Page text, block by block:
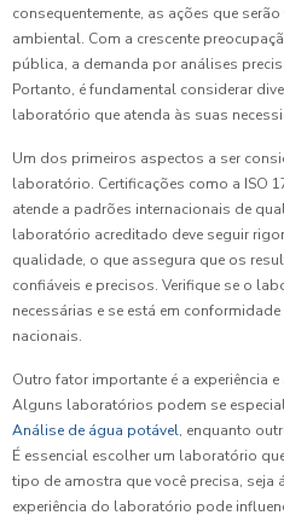
consequentemente, as ações que
ambiental. Com a crescente
pública, a demanda por análises
Portanto, é fundamental considerar
laboratório que atenda às suas
Um dos primeiros aspectos a ser
laboratório. Certificações como a ISO
atende a padrões internacionais de
laboratório acreditado deve seguir
qualidade, o que assegura que os
confiáveis e precisos. Verifique se o
necessárias e se está em
nacionais.
Outro fator importante é a experiência
Alguns laboratórios podem se
Análise de água potável, enquanto
É essencial escolher um laboratório
tipo de amostra que você precisa,
experiência do laboratório pode